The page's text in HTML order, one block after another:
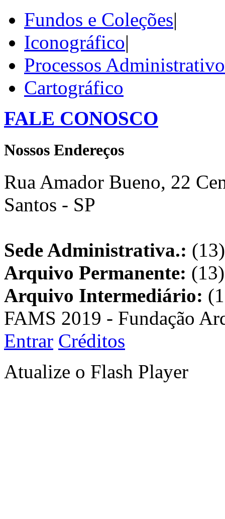
Fundos e Coleções|
Iconográfico|
Processos
Cartográfico
FALE CONOSCO
Nossos Endereços
Rua Amador Bueno, 22
Santos - SP
Sede Administrativa.:
Arquivo Permanente:
Arquivo Intermediário:
FAMS 2019 - Fundação
Entrar Créditos
Atualize o Flash Player